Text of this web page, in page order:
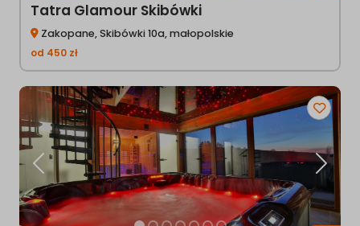
Tatra Glamour Skibówki
Zakopane, Skibówki 10a, małopolskie
od 450 zł
Poprzednia